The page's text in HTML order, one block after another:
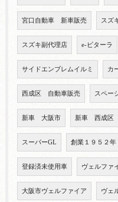
宮口自動車 新車販売 スズ
スズキ副代理店 e-ビターラ
サイドエンブレムイルミ カ
西成区 自動車販売 スペー
新車 大阪市 新車 西成区
スーパーGL 創業１９５２年
登録済未使用車 ヴェルファ
大阪市ヴェルファイア ヴェ